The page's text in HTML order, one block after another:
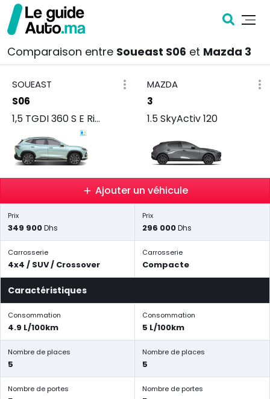
Comparaison entre Soueast S06 et Mazda 3
SOUEAST
S06
1,5 TGDI 360 S E Rise
MAZDA
3
1.5 SkyActiv 120
Ajouter un véhicule
Prix
349 900Dhs
Prix
296 000Dhs
Carrosserie
4x4 / SUV / Crossover
Carrosserie
Compacte
Caractéristiques
Consommation
4.9 L/100km
Consommation
5 L/100km
Nombre de places
5
Nombre de places
5
Nombre de portes Nombre de portes